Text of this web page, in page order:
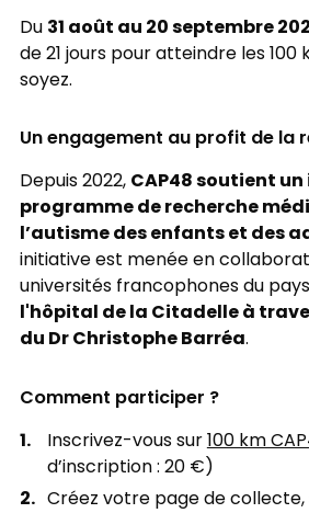
Du31 août au 20 septembre
de 21 jours pour atteindre les 100
soyez.
Un engagement au profit de la
Depuis 2022,CAP48 soutient
programme de recherche
l’autisme des enfants et des
initiative est menée en
universités francophones du
l'hôpital de la Citadelle à
du Dr Christophe Barréa.
Comment participer ?
Inscrivez-vous sur100 km
d’inscription : 20 €)
Créez votre page de collecte,